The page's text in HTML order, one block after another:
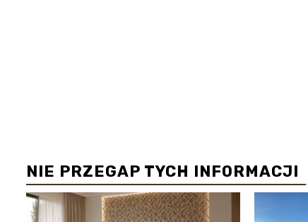
NIE PRZEGAP TYCH INFORMACJI